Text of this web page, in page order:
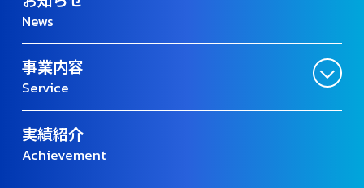
News
事業内容
Service
実績紹介
Achievement